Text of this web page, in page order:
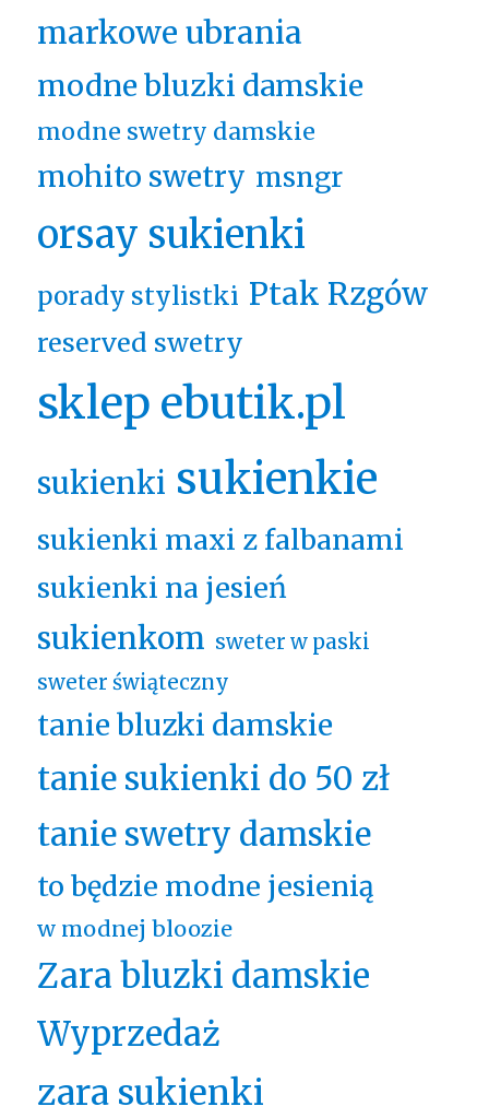
markowe ubrania
modne bluzki damskie
modne swetry damskie
mohito swetry msngr
orsay sukienki
porady stylistki Ptak Rzgów
reserved swetry
sklep ebutik.pl
sukienki sukienkie
sukienki maxi z falbanami
sukienki na jesień
sukienkom sweter w paski
sweter świąteczny
tanie bluzki damskie
tanie sukienki do 50 zł
tanie swetry damskie
to będzie modne jesienią
w modnej bloozie
Zara bluzki damskie
Wyprzedaż
zara sukienki